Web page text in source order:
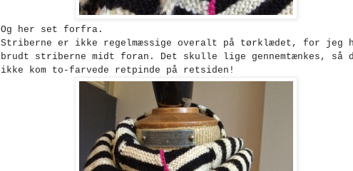
Og her set forfra.
Striberne er ikke regelmæssige overalt på tørklædet, for jeg
brudt striberne midt foran. Det skulle lige gennemtænkes, så
ikke kom to-farvede retpinde på retsiden!